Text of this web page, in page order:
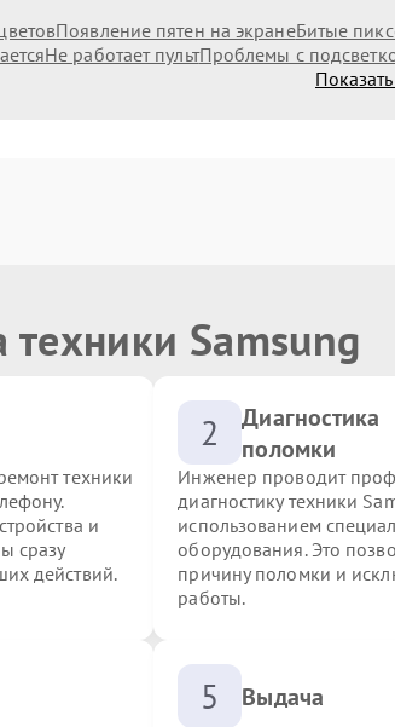
Появление пятен на экранеБитые
Не работает пультПроблемы с
Samsung
техники
и
сразу
действий.
2
Диагностика
поломки
Инженер проводит
диагностику техники
использованием
оборудования. Это
причину поломки и
работы.
5 Выдача